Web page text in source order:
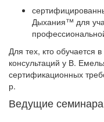
Дыхания™ для
Для тех, кто обучается
консультаций у В.
сертификационных
р.
Ведущие семинара